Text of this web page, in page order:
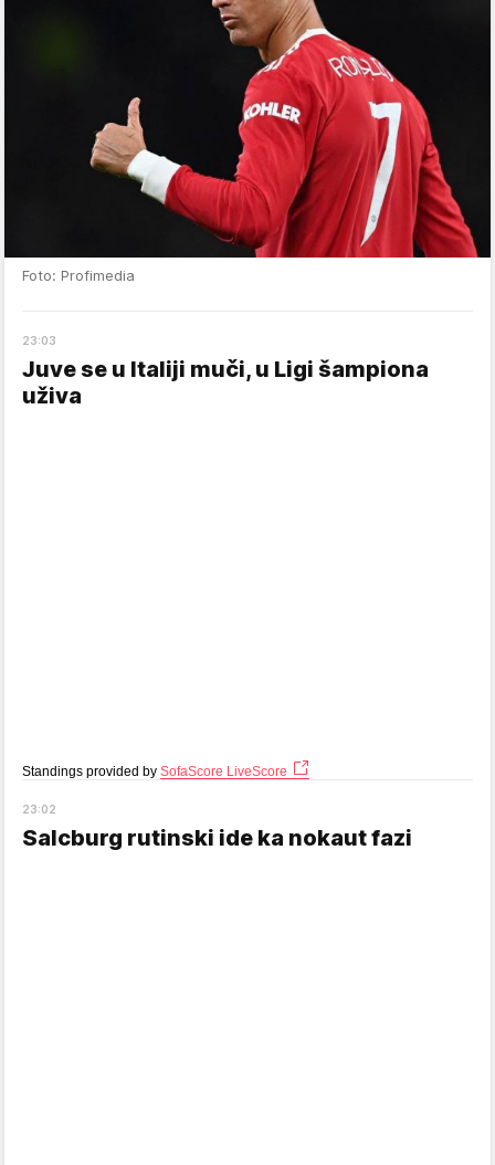
Foto: Profimedia
23:03
Juve se u Italiji muči, u Ligi šampiona
uživa
Standings provided by SofaScore LiveScore
23:02
Salcburg rutinski ide ka nokaut fazi